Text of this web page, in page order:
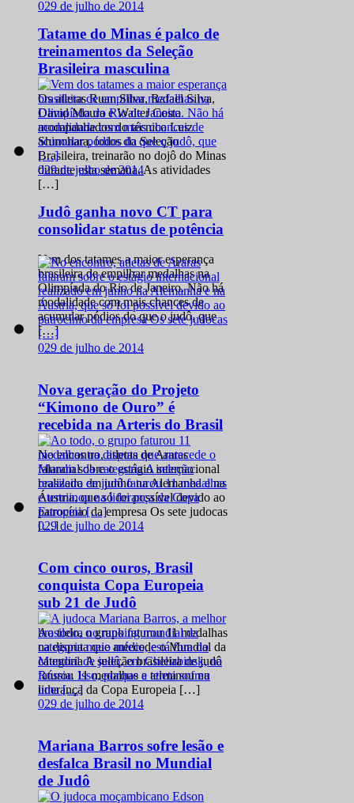
029 de julho de 2014
Tatame do Minas é palco de
treinamentos da Seleção
Brasileira masculina
Os atletas Ruan Silva, Rafael Silva,
David Moura e Walter Costa
acompanhados do técnico Luiz
Shinohara, todos da Seleção
Brasileira, treinarão no dojô do Minas
durante esta semana. As atividades
[…]
029 de julho de 2014
Judô ganha novo CT para
consolidar status de potência
Vem dos tatames a maior esperança
brasileira de empilhar medalhas na
Olimpíada do Rio de Janeiro. Não há
modalidade com mais chances de
acumular pódios do que o judô, que
[…]
029 de julho de 2014
Nova geração do Projeto
“Kimono de Ouro” é
recebida na Arteris do Brasil
No encontro, atletas de Araras
falaram sobre o estágio internacional
realizado em junho na Alemanha e na
Áustria, que só foi possível devido ao
patrocínio da empresa Os sete judocas
[…]
029 de julho de 2014
Com cinco ouros, Brasil
conquista Copa Europeia
sub 21 de Judô
Ao todo, o grupo faturou 11 medalhas
na disputa que antecede o Mundial da
categoria A seleção brasileira de judô
faturou 11 medalhas e terminou na
liderança da Copa Europeia […]
029 de julho de 2014
Mariana Barros sofre lesão e
desfalca Brasil no Mundial
de Judô